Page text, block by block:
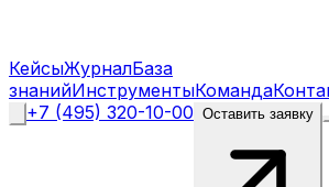
КейсыЖурналБаза
знанийИнструментыКоманда
+7 (495) 320-10-00 Оставить заявку